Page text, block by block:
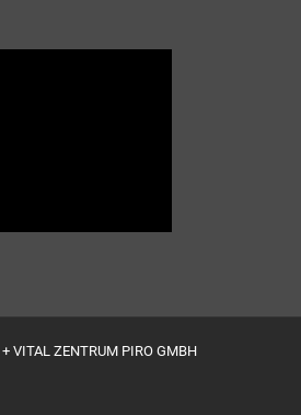
VITAL ZENTRUM PIRO GMBH